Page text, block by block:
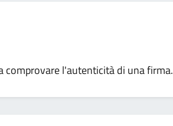
comprovare l'autenticità di una firma.